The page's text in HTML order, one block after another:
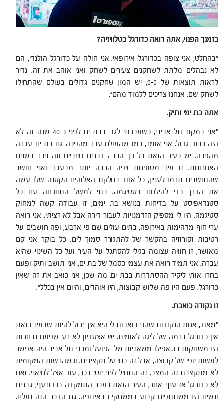
בזמנך הפנוי, אתה רואה כדורגל בטלוויזיה?
"בהחלט, אני צופה בכדורגל אירופאי. אני חולה על כדורגל הולנדי, הם
לא נבהלים מלתת לשחקנים צעירים לשחק ואני אוהב את זה. נדיר
לראות תוצאות של 0-0, יש המון שחקנים גדולים בעולם שהתחילו
לשחק שם. אנחנו צריכים ללמוד מהם".
אתה בת ימי ותיק.
"אני במקור תל אביבי, כשעברתי לגור בבת ים לפני כ-40 שנה זה לא
היה כבוד גדול. אני אומר, כמו שהעולם עבר מהפכה גם בת ים עברה
מהפכה. יש בעיר הזאת כל כך הרבה דברים חיוביים וזה ניכר בשנים
האחרונות. זו עיר מטופחת ויפה הרבה יותר מבעבר ואני חושב
שהתושבים תרמו לעניין, כל אחד בחלקת האלוהים הקטנה שלו עשה
את הדרך כדי להילחם בסטיגמה. בתי למשל התווכחה עם כל
סטנדאפיסט על בדיחות בנושא בת ימים, זו עבודה קשה למחוק
סטיגמה. היו לי מספיק הזדמנויות לעבור דירה אבל לא רציתי. אני רואה
ערי חוף מדהימות באירופה, בתים עולים שם פי ארבע, ופה חושבים על
רטיבות וקורוזיה בהקשר של להתגורר סמוך לים. כל בוקר אני קם
מאושר, זו חוויה עצומה בגילי להסתכל על העיר ועל כל השינוי שהיא
עברה. אני תמיד רואה את עצמי כסמל של בת ים, אני תושב ותיק ופעם
בחרו אותי ליקיר ההסתדרות בבת ים. מה שכן, אני כואב את זה שאין
כדורגל. פעם היו פה שלוש קבוצות, היו אוהדים, והיום אין בכלל".
זו נקודה כואבת.
"מאוד, אחת הנקודות שהכי כואבות לי היא איך יכול להיות שבעיר כזאת
אין כדורגל ברמה של ליגה לאומית. יש אצטדיון לא רע שפעם נבחרות
היו משחקות בו. אפילו משאריות של הפועל ומכבי תל אביב היה אפשר
לעשות יופי של קבוצה, אבל זה בנוי על תקציבים. וכשהרשות המקומית
לא מתקצבת זה המצב. זה התחיל לפני יוסי בכר, עוד אצל לחיאני. ואם
לא כדורגל אז ענף אחר, העיר הזאת בעבר התמקדה בכדורעף, גברים
ונשים היו משתתפים קבוע במשחקים באירופה. גם הדבר הזה נעלם.